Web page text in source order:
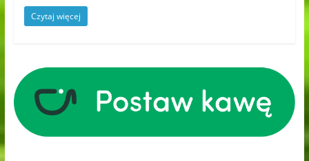
Czytaj więcej